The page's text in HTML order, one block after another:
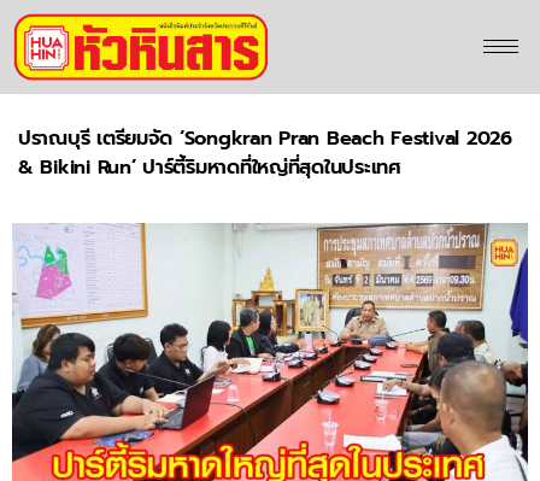
ปราณบุรี เตรียมจัด ‘Songkran Pran Beach Festival 2026
& Bikini Run’ ปาร์ตี้ริมหาดที่ใหญ่ที่สุดในประเทศ